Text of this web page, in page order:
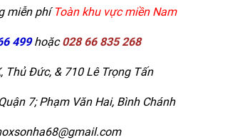
miễn phí Toàn khu vực miền Nam
499hoặc028 66 835 268
Thủ Đức, & 710 Lê Trọng Tấn
7; Phạm Văn Hai, Bình Chánh